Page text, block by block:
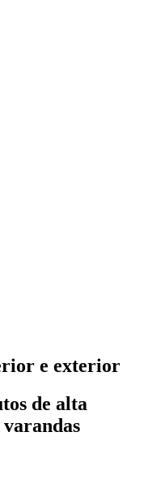
e exterior
de alta